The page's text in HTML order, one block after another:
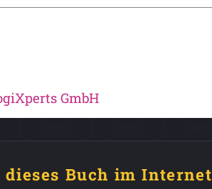
GmbH
dieses Buch im Internet